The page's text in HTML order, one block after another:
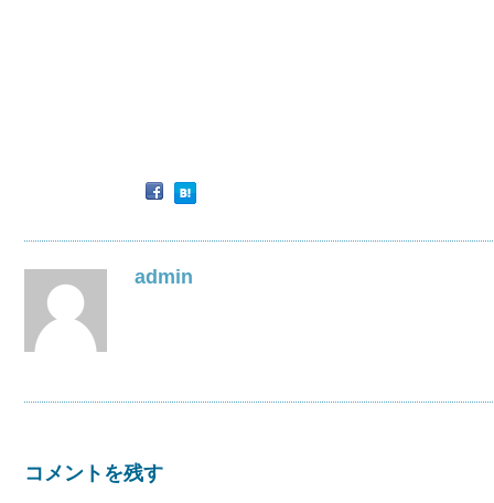
admin
コメントを残す